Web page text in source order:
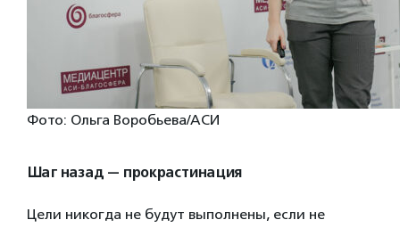
Фото: Ольга Воробьева/АСИ
Шаг назад — прокрастинация
Цели никогда не будут выполнены, если не